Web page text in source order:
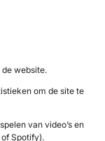
website.
om de site te
van video’s en
Spotify).